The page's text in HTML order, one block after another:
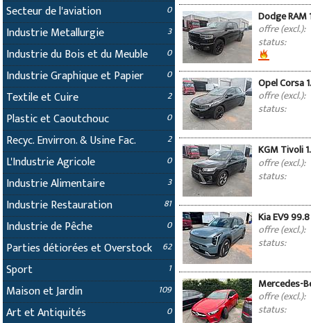
Secteur de l'aviation 0
Industrie Metallurgie 3
Industrie du Bois et du Meuble 0
Industrie Graphique et Papier 0
Textile et Cuire 2
Plastic et Caoutchouc 0
Recyc. Envirron. & Usine Fac. 2
L'Industrie Agricole 0
Industrie Alimentaire 3
Industrie Restauration 81
Industrie de Pêche 0
Parties détiorées et Overstock 62
Sport 1
Maison et Jardin 109
Art et Antiquités 0
Dodge
offre (excl.):
status:
Opel Corsa
offre (excl.):
status:
KGM Tivoli
offre (excl.):
status:
Kia EV9
offre (excl.):
status:
Mercedes-
offre (excl.):
status: